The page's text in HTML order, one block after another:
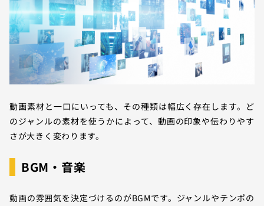
動画素材と一口にいっても、その種類は幅広く存在します。ど
のジャンルの素材を使うかによって、動画の印象や伝わりやす
さが大きく変わります。
BGM・音楽
動画の雰囲気を決定づけるのがBGMです。ジャンルやテンポの